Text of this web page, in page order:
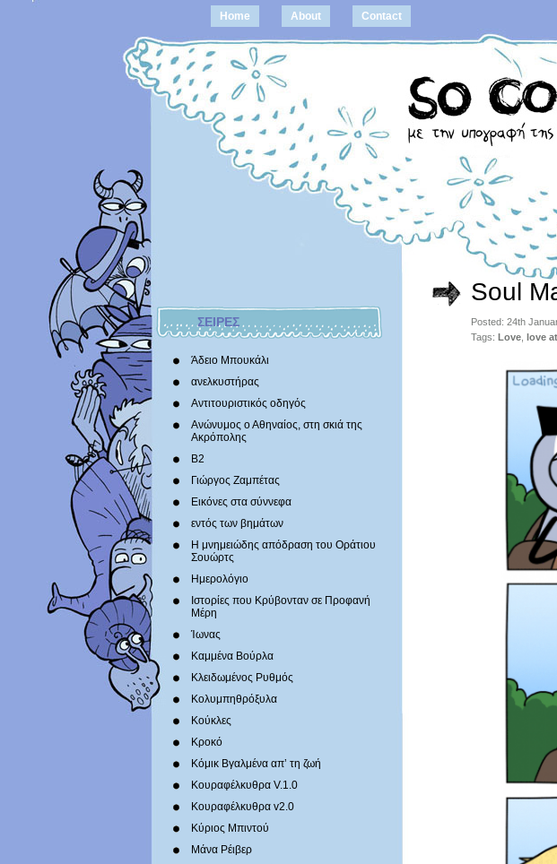
Home About Contact
ΣΕΙΡΕΣ
Άδειο Μπουκάλι
ανελκυστήρας
Αντιτουριστικός οδηγός
Ανώνυμος ο Αθηναίος, στη σκιά της
Ακρόπολης
Β2
Γιώργος Ζαμπέτας
Εικόνες στα σύννεφα
εντός των βημάτων
Η μνημειώδης απόδραση του Οράτιου
Σουώρτς
Ημερολόγιο
Ιστορίες που Κρύβονταν σε Προφανή
Μέρη
Ίωνας
Καμμένα Βούρλα
Κλειδωμένος Ρυθμός
Κολυμπηθρόξυλα
Κούκλες
Κροκό
Κόμικ Βγαλμένα απ’ τη ζωή
Κουραφέλκυθρα V.1.0
Κουραφέλκυθρα v2.0
Κύριος Μπιντού
Μάνα Ρέιβερ
Soul
Posted: 24th
Tags: Love love